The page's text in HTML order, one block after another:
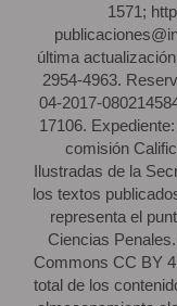
1571;
última
2954-4963.
04-2017-
17106.
comisión
Ilustradas de la
los textos
representa el
Ciencias
Commons CC BY
total de los